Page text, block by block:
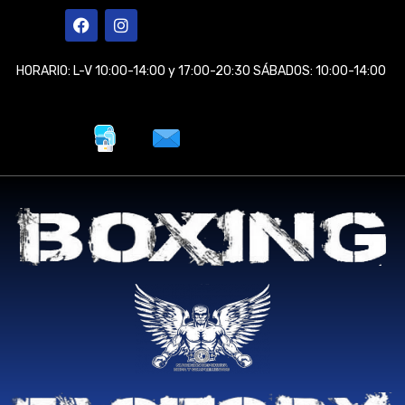
F
a
e
b
I
n
t
a
HORARIO: L-V 10:00-14:00 y 17:00-20:30 SÁBADOS: 10:00-14:00